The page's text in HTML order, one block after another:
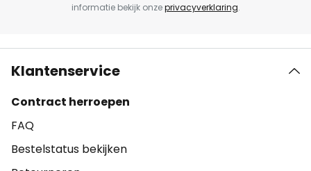
informatie bekijk onzeprivacyverklaring.
Klantenservice
Contract herroepen
FAQ
Bestelstatus bekijken